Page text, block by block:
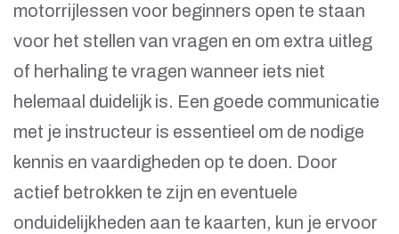
motorrijlessen voor beginners open te staan
voor het stellen van vragen en om extra uitleg
of herhaling te vragen wanneer iets niet
helemaal duidelijk is. Een goede communicatie
met je instructeur is essentieel om de nodige
kennis en vaardigheden op te doen. Door
actief betrokken te zijn en eventuele
onduidelijkheden aan te kaarten, kun je ervoor